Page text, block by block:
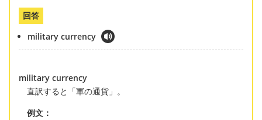
回答
military currency
military currency
直訳すると「軍の通貨」。
例文：